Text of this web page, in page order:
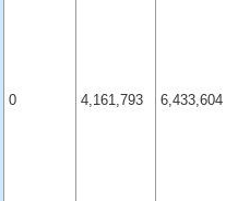
0 4,161,793 6,433,604